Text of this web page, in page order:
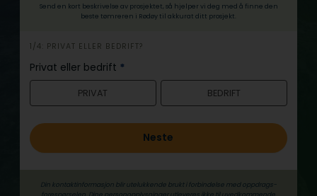
Send en kort beskrivelse av prosjektet, så hjelper vi deg med å finne den
beste tømreren i Rødøy til akkurat ditt prosjekt.
h
e
r
1/4: PRIVAT ELLER BEDRIFT?
Privat eller bedrift *
PRIVAT BEDRIFT
Neste
Din kontaktinformasjon blir utelukkende brukt i forbindelse med oppdrags­